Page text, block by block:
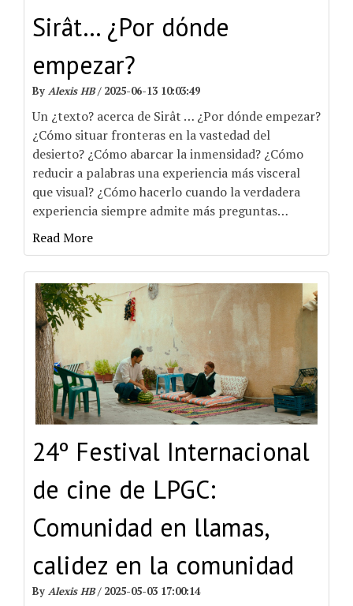
Sirât… ¿Por dónde
empezar?
By Alexis HB/ 2025-06-13 10:03:49
Un ¿texto? acerca de Sirât … ¿Por dónde empezar?
¿Cómo situar fronteras en la vastedad del
desierto? ¿Cómo abarcar la inmensidad? ¿Cómo
reducir a palabras una experiencia más visceral
que visual? ¿Cómo hacerlo cuando la verdadera
experiencia siempre admite más preguntas…
Read More
24º Festival Internacional
de cine de LPGC:
Comunidad en llamas,
calidez en la comunidad
By Alexis HB/ 2025-05-03 17:00:14